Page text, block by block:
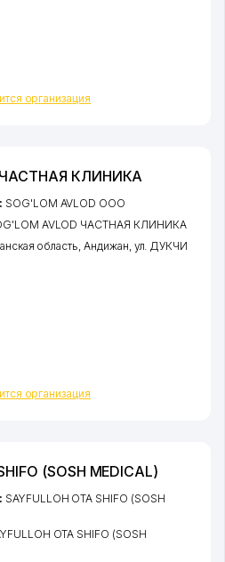
организация
ЧАСТНАЯ КЛИНИКА
организация
SOG'LOM AVLOD ООО
AVLOD ЧАСТНАЯ КЛИНИКА
область,Андижан, ул. ДУКЧИ
(SOSH MEDICAL)
SAYFULLOH OTA SHIFO (SOSH
OTA SHIFO (SOSH